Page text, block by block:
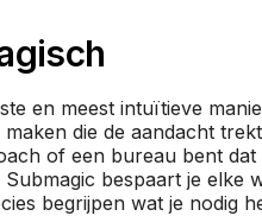
en meest intuïtieve
maken die de aandacht
of een bureau bent
bespaart je elke
begrijpen wat je nodig